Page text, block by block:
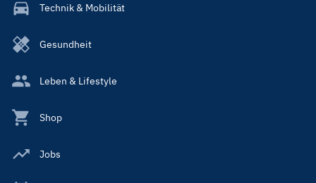
Technik & Mobilität
Gesundheit
Leben & Lifestyle
Shop
Jobs